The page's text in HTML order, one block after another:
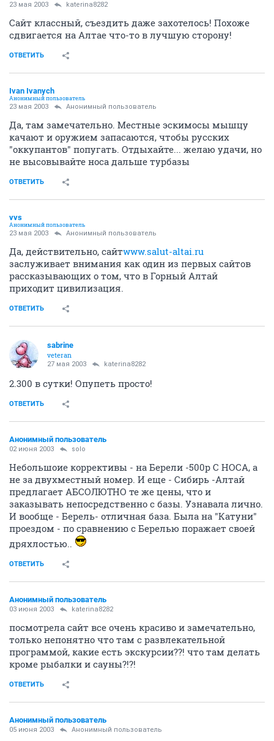
23 мая 2003 katerina8282
Сайт классный, съездить даже захотелось! Похоже
сдвигается на Алтае что-то в лучшую сторону!
ОТВЕТИТЬ
Ivan Ivanych
Анонимный пользователь
23 мая 2003 Анонимный пользователь
Да, там замечательно. Местные эскимосы мышцу
качают и оружием запасаются, чтобы русских
"оккупантов" попугать. Отдыхайте... желаю удачи, но
не высовывайте носа дальше турбазы
ОТВЕТИТЬ
vvs
Анонимный пользователь
23 мая 2003 Анонимный пользователь
Да, действительно, сайтwww.salut-altai.ru
заслуживает внимания как один из первых сайтов
рассказывающих о том, что в Горный Алтай
приходит цивилизация.
ОТВЕТИТЬ
sabrine
veteran
27 мая 2003 katerina8282
2.300 в сутки! Опупеть просто!
ОТВЕТИТЬ
Анонимный пользователь
02 июня 2003 solo
Небольшоие коррективы - на Берели -500р С НОСА, а
не за двухместный номер. И еще - Сибирь -Алтай
предлагает АБСОЛЮТНО те же цены, что и
заказывать непосредственно с базы. Узнавала лично.
И вообще - Берель- отличная база. Была на "Катуни"
проездом - по сравнению с Берелью поражает своей
дряхлостью..
ОТВЕТИТЬ
Анонимный пользователь
03 июня 2003 katerina8282
посмотрела сайт все очень красиво и замечательно,
только непонятно что там с развлекательной
программой, какие есть экскурсии??! что там делать
кроме рыбалки и сауны?!?!
ОТВЕТИТЬ
Анонимный пользователь
05 июня 2003 Анонимный пользователь